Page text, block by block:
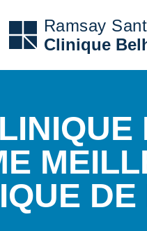
Ramsay
Clinique